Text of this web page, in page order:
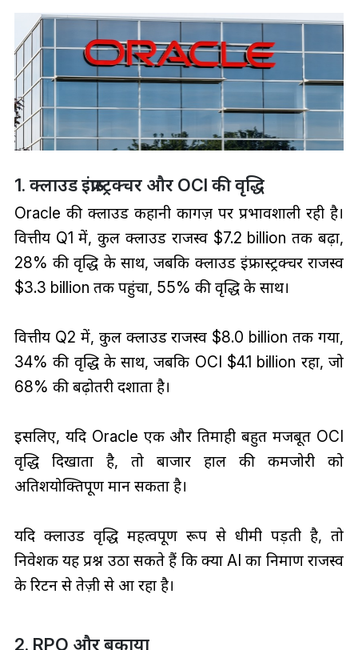
1. क्लाउड इंफ्रास्ट्रक्चर और OCI की वृद्धि
Oracle की क्लाउड कहानी कागज़ पर प्रभावशाली रही है।
वित्तीय Q1 में, कुल क्लाउड राजस्व $7.2 billion तक बढ़ा,
28% की वृद्धि के साथ, जबकि क्लाउड इंफ्रास्ट्रक्चर राजस्व
$3.3 billion तक पहुंचा, 55% की वृद्धि के साथ।
वित्तीय Q2 में, कुल क्लाउड राजस्व $8.0 billion तक गया,
34% की वृद्धि के साथ, जबकि OCI $4.1 billion रहा, जो
68% की बढ़ोतरी दर्शाता है।
इसलिए, यदि Oracle एक और तिमाही बहुत मजबूत OCI
वृद्धि दिखाता है, तो बाजार हाल की कमजोरी को
अतिशयोक्तिपूर्ण मान सकता है।
यदि क्लाउड वृद्धि महत्वपूर्ण रूप से धीमी पड़ती है, तो
निवेशक यह प्रश्न उठा सकते हैं कि क्या AI का निर्माण राजस्व
के रिटर्न से तेज़ी से आ रहा है।
2. RPO और बकाया